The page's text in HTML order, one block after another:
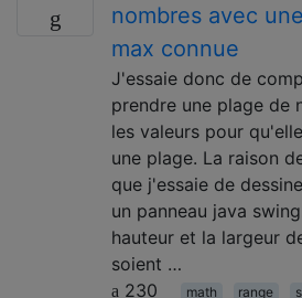
nombres avec
max connue
J'essaie donc de
prendre une plage de
les valeurs pour
une plage. La raison
que j'essaie de
un panneau java
hauteur et la largeur
soient …
230
math range